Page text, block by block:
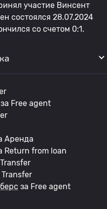
участие Винсент
состоялся 28.07.2024
со счетом 0:1.
за Free agent
Аренда
Return from loan
Transfer
за Free agent